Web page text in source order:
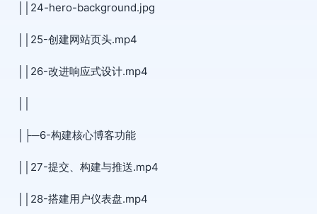
││24-hero-background.jpg
││25-创建网站页头.mp4
││26-改进响应式设计.mp4
│├─6-构建核心博客功能
││27-提交、构建与推送.mp4
││28-搭建用户仪表盘.mp4